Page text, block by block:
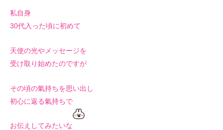
私自身
30代入った頃に初めて
天使の光やメッセージを
受け取り始めたのですが
その頃の氣持ちを思い出し
初心に返る氣持ちで
お伝えしてみたいな